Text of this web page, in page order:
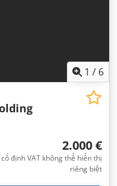
1 / 6
2.000 €
định VAT không thể hiển thị
riêng biệt